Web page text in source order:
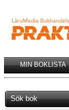
MIN BOKLISTA
Sök bok